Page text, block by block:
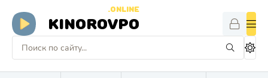
KINOROVPO
.ONLINE